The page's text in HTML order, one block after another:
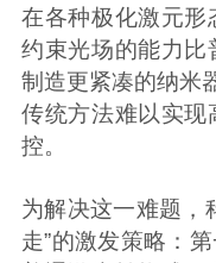
在各种极化激元形
约束光场的能力比
制造更紧凑的纳米
传统方法难以实现
控。
为解决这一难题，
走”的激发策略：